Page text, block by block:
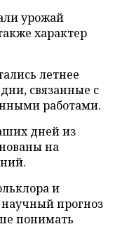
урожай
характер
летнее
связанные с
работами.
дней из
на
и
прогноз
понимать